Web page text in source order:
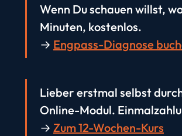
Wenn Du schauen willst,
Minuten, kostenlos.
→ Engpass-Diagnose
Lieber erstmal selbst
Online-Modul.
→ Zum 12-Wochen-Kurs